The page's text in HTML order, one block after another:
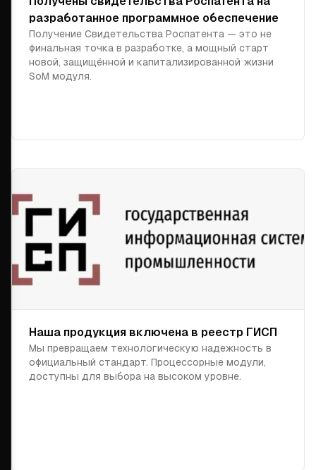
разработанное программное обеспечение
Получение Свидетельства Роспатента — это не
финальная точка в разработке, а мощный старт
новой, защищённой и капитализированной жизни
SoM модуля.
Наша продукция включена в реестр ГИСП
Мы превращаем технологическую надежность в
официальный стандарт. Процессорные модули,
доступны для выбора на высоком уровне.